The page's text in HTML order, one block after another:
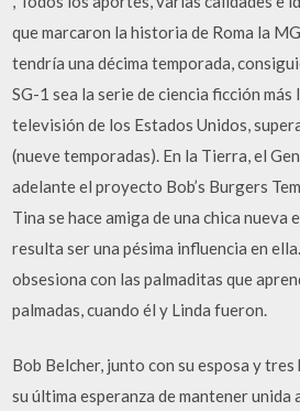
que marcaron la historia de Roma la
tendría una décima temporada,
SG-1 sea la serie de ciencia ficción
televisión de los Estados Unidos,
(nueve temporadas). En la Tierra, el
adelante el proyecto Bob’s Burgers
Tina se hace amiga de una chica nueva
resulta ser una pésima influencia en
obsesiona con las palmaditas que
palmadas, cuando él y Linda fueron.
Bob Belcher, junto con su esposa y
su última esperanza de mantener unida